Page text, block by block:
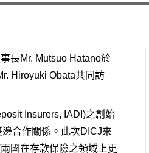
長Mr. Mutsuo Hatano於
Hiroyuki Obata共同訪
Insurers, IADI)之創始
合作關係。此次DICJ來
國在存款保險之領域上更